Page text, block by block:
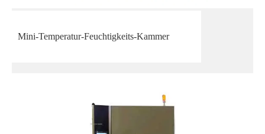
Mini-Temperatur-Feuchtigkeits-Kammer